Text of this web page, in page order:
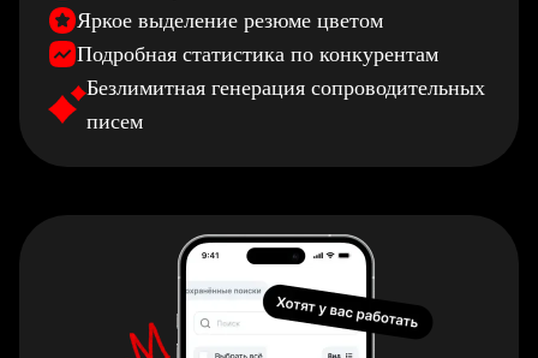
Яркое выделение резюме цветом
Подробная статистика по конкурентам
Безлимитная генерация сопроводительных
писем